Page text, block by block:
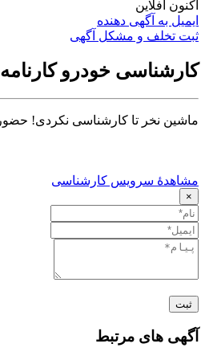
اکنون آفلاین
ایمیل به آگهی دهنده
ثبت تخلف و مشکل آگهی
کارشناسی خودرو کارنامه
ماشین نخر تا کارشناسی نکردی! حضور
مشاهدهٔ سرویس کارشناسی
×
ثبت
آگهی های مرتبط